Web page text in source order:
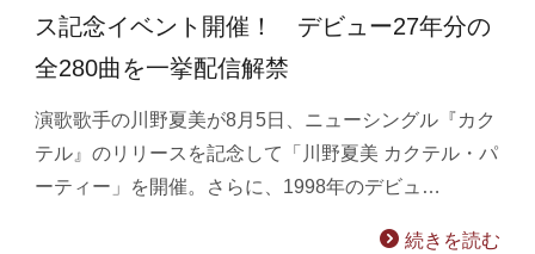
ス記念イベント開催！ デビュー27年分の
全280曲を一挙配信解禁
演歌歌手の川野夏美が8月5日、ニューシングル『カク
テル』のリリースを記念して「川野夏美 カクテル・パ
ーティー」を開催。さらに、1998年のデビュ…
続きを読む